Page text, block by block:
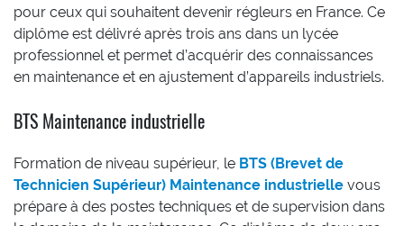
pour ceux qui souhaitent devenir régleurs en France. Ce
diplôme est délivré après trois ans dans un lycée
professionnel et permet d’acquérir des connaissances
en maintenance et en ajustement d’appareils industriels.
BTS Maintenance industrielle
Formation de niveau supérieur, le BTS (Brevet de
Technicien Supérieur) Maintenance industrielle vous
prépare à des postes techniques et de supervision dans